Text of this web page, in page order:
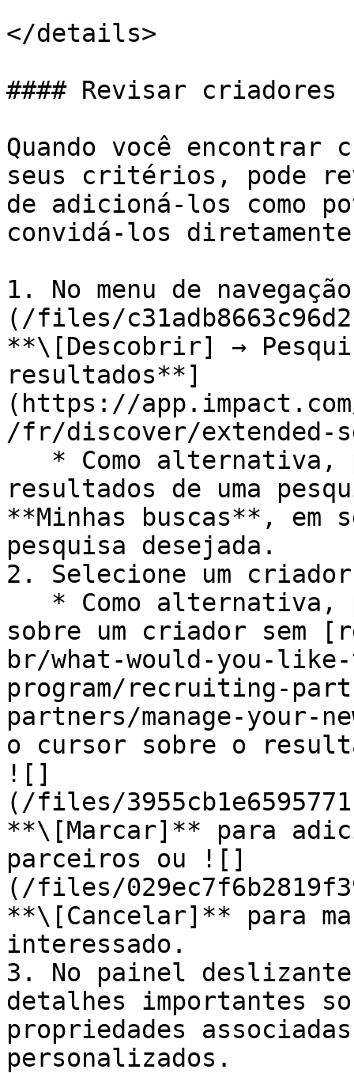
</details>
#### Revisar criadores
Quando você encontrar
seus critérios, pode
de adicioná-los como
convidá-los diretamente
1. No menu de
(/files/
**\[Descobrir] →
resultados**]
(https://
/fr/discover/
resultados de uma
**Minhas buscas**, em
pesquisa desejada.
2. Selecione um
sobre um criador sem
br/what-would-you-
program/recruiting-
partners/manage-your-
o cursor sobre o
![]
(/files/
**\[Marcar]** para
parceiros ou ![]
(/files/
**\[Cancelar]** para
interessado.
3. No painel
detalhes importantes
propriedades
personalizados.